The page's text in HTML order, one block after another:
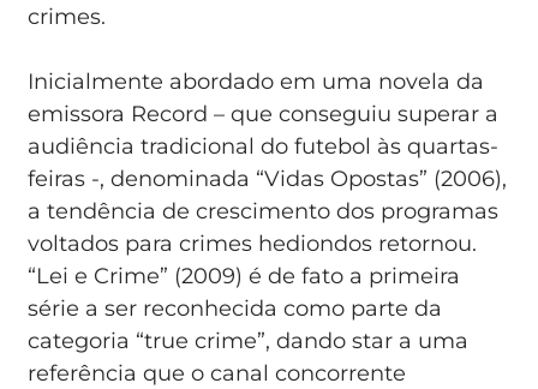
crimes.
Inicialmente abordado em uma novela da
emissora Record – que conseguiu superar a
audiência tradicional do futebol às quartas-
feiras -, denominada “Vidas Opostas” (2006),
a tendência de crescimento dos programas
voltados para crimes hediondos retornou.
“Lei e Crime” (2009) é de fato a primeira
série a ser reconhecida como parte da
categoria “true crime”, dando star a uma
referência que o canal concorrente